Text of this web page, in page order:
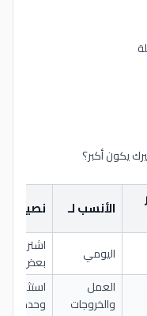
يكون أكبر؟
الأنسب لـ نصيحة
اليومي
بعض
العمل
والخروجات
وحدة